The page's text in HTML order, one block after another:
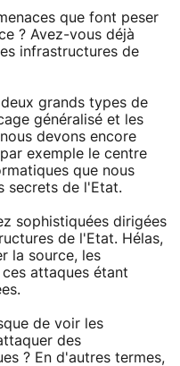
que font peser
? Avez-vous déjà
infrastructures de
grands types de
généralisé et les
devons encore
exemple le centre
que nous
secrets de l'Etat.
sophistiquées dirigées
de l'Etat. Hélas,
la source, les
attaques étant
de voir les
des
? En d'autres termes,